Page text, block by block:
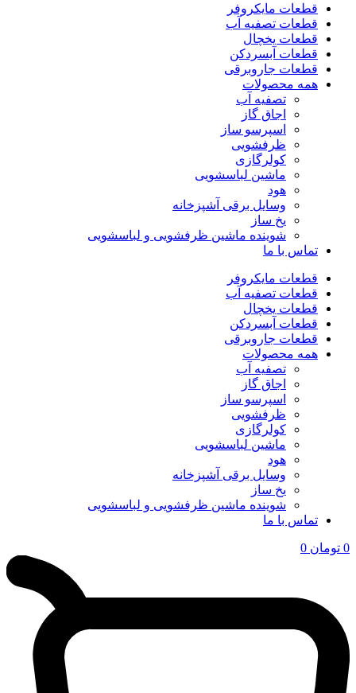
قطعات مایکروفر
قطعات تصفیه آب
قطعات یخچال
قطعات آبسردکن
قطعات جاروبرقی
همه محصولات
تصفیه آب
اجاق گاز
اسپرسو ساز
ظرفشویی
کولرگازی
ماشین لباسشویی
هود
وسایل برقی آشپزخانه
یخ ساز
شوینده ماشین ظرفشویی و لباسشویی
تماس با ما
قطعات مایکروفر
قطعات تصفیه آب
قطعات یخچال
قطعات آبسردکن
قطعات جاروبرقی
همه محصولات
تصفیه آب
اجاق گاز
اسپرسو ساز
ظرفشویی
کولرگازی
ماشین لباسشویی
هود
وسایل برقی آشپزخانه
یخ ساز
شوینده ماشین ظرفشویی و لباسشویی
تماس با ما
0 تومان 0